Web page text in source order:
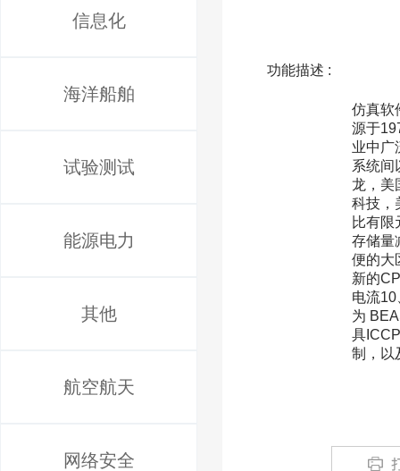
信息化
海洋船舶
试验测试
能源电力
其他
航空航天
网络安全
功能描述 :
仿真软
源于
业中广
系统间
龙，美
科技，
比有限
存储量
便的大
新的
电流
为
具
制，以